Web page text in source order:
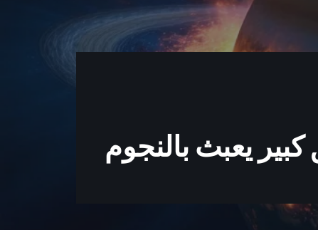
يعبث بالنجوم